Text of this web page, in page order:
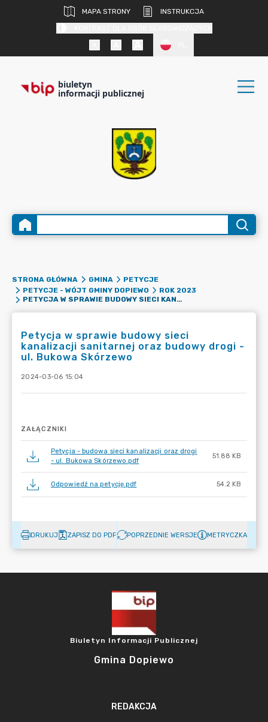
MAPA STRONY
INSTRUKCJA
biuletyn
informacji publicznej
STRONA GŁÓWNA GMINA
PETYCJE
PETYCJE - WÓJT GMINY DOPIEWO
ROK 2023
PETYCJA W SPRAWIE BUDOWY SIECI KANALIZACJI SANITARNEJ ORAZ BUDOWY DROGI - UL. BUKOWA SKÓRZEWO
Petycja w sprawie budowy sieci
kanalizacji sanitarnej oraz budowy drogi -
ul. Bukowa Skórzewo
2024-03-06 15:04
ZAŁĄCZNIKI
Petycja - budowa sieci kanalizacji oraz drogi
- ul. Bukowa Skórzewo.pdf
51.88 KB
Odpowiedź na petycję.pdf 54.2 KB
DRUKUJ ZAPISZ DO PDF POPRZEDNIE WERSJE METRYCZKA
Biuletyn Informacji Publicznej
Gmina Dopiewo
REDAKCJA